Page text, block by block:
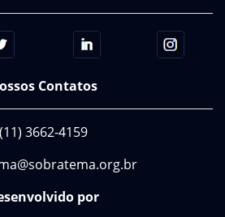
Contatos
(11) 3662-4159
por